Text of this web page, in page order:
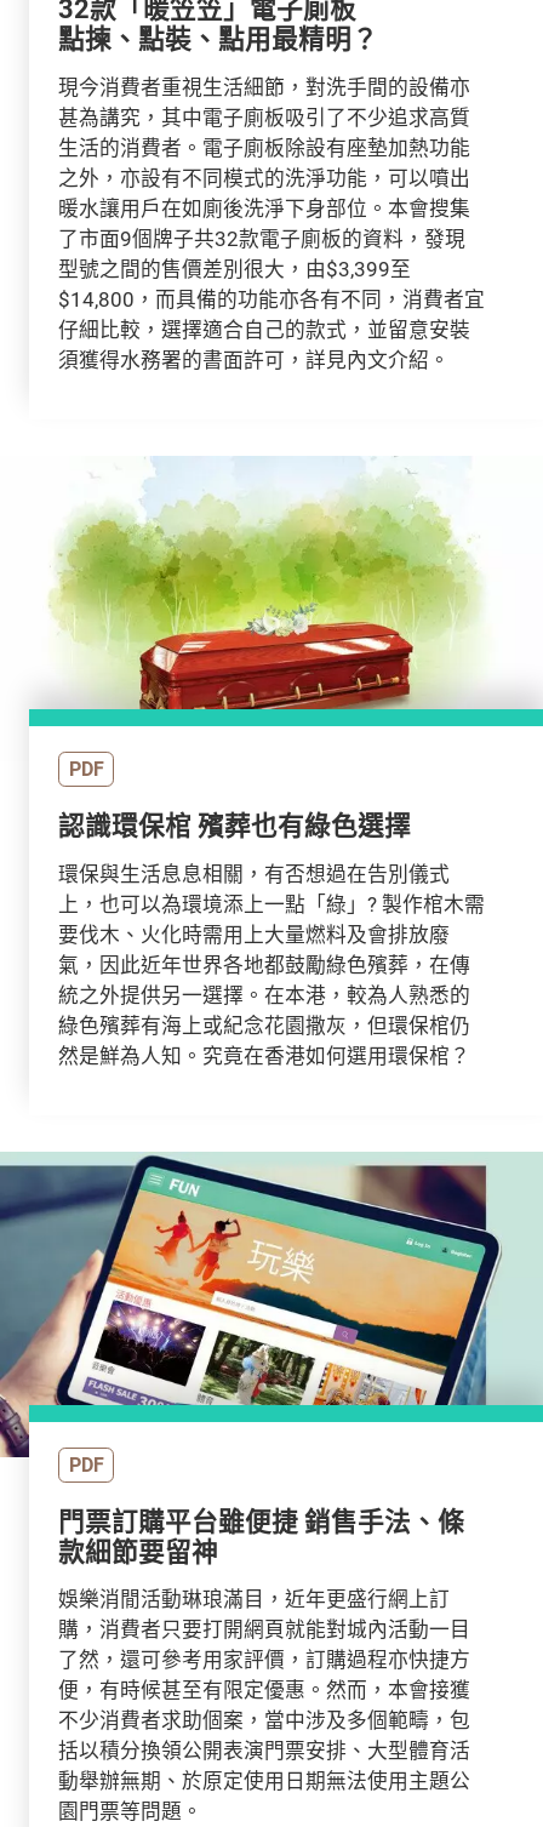
32款「暖笠笠」電子廁板
點揀、點裝、點用最精明？
現今消費者重視生活細節，對洗手間的設備亦
甚為講究，其中電子廁板吸引了不少追求高質
生活的消費者。電子廁板除設有座墊加熱功能
之外，亦設有不同模式的洗淨功能，可以噴出
暖水讓用戶在如廁後洗淨下身部位。本會搜集
了市面9個牌子共32款電子廁板的資料，發現
型號之間的售價差別很大，由$3,399至
$14,800，而具備的功能亦各有不同，消費者宜
仔細比較，選擇適合自己的款式，並留意安裝
須獲得水務署的書面許可，詳見內文介紹。
PDF
認識環保棺 殯葬也有綠色選擇
環保與生活息息相關，有否想過在告別儀式
上，也可以為環境添上一點「綠」? 製作棺木需
要伐木、火化時需用上大量燃料及會排放廢
氣，因此近年世界各地都鼓勵綠色殯葬，在傳
統之外提供另一選擇。在本港，較為人熟悉的
綠色殯葬有海上或紀念花園撒灰，但環保棺仍
然是鮮為人知。究竟在香港如何選用環保棺？
PDF
門票訂購平台雖便捷 銷售手法、條
款細節要留神
娛樂消閒活動琳琅滿目，近年更盛行網上訂
購，消費者只要打開網頁就能對城內活動一目
了然，還可參考用家評價，訂購過程亦快捷方
便，有時候甚至有限定優惠。然而，本會接獲
不少消費者求助個案，當中涉及多個範疇，包
括以積分換領公開表演門票安排、大型體育活
動舉辦無期、於原定使用日期無法使用主題公
園門票等問題。